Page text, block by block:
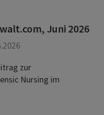
Juni 2026
zur
Nursing im